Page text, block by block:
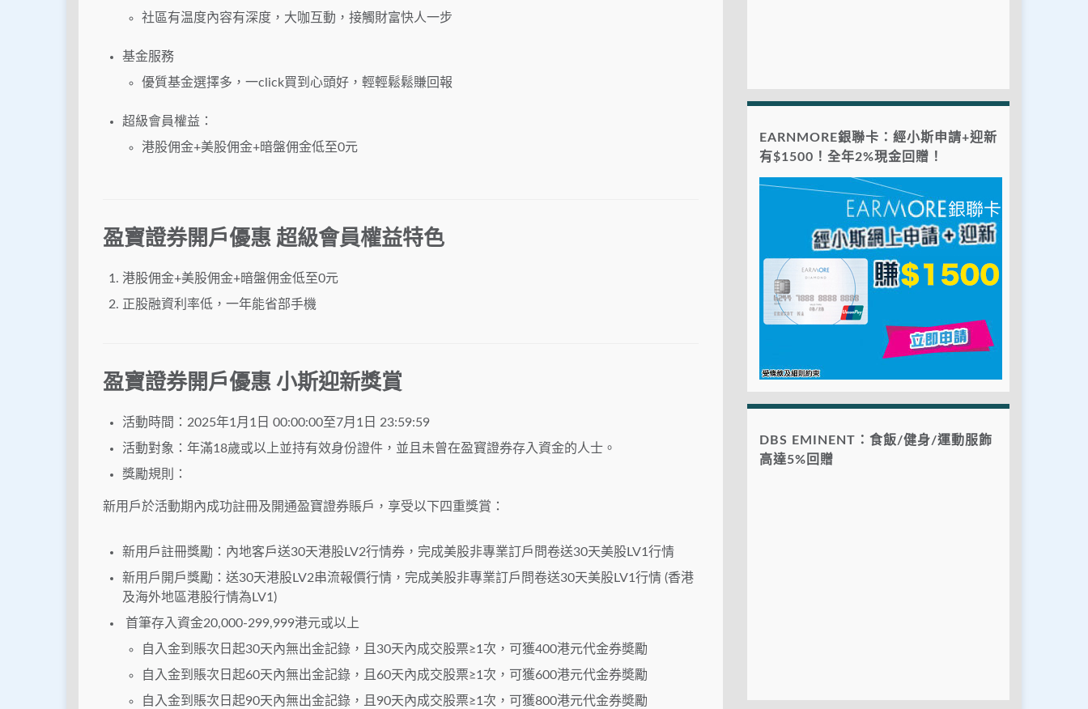
社區有温度內容有深度，大咖互動，接觸財富快人一步
基金服務
優質基金選擇多，一click買到心頭好，輕輕鬆鬆賺回報
超級會員權益：
港股佣金+美股佣金+暗盤佣金低至0元
盈寶證券開戶優惠 超級會員權益特色
港股佣金+美股佣金+暗盤佣金低至0元
正股融資利率低，一年能省部手機
盈寶證券開戶優惠 小斯迎新獎賞
活動時間：2025年1月1日 00:00:00至7月1日 23:59:59
活動對象：年滿18歲或以上並持有效身份證件，並且未曾在盈寳證券存入資金的人士。
獎勵規則：
新用戶於活動期內成功註冊及開通盈寶證券賬戶，享受以下四重獎賞：
新用戶註冊獎勵：內地客戶送30天港股LV2行情券，完成美股非專業訂戶問卷送30天美股LV1行情
新用戶開戶獎勵：送30天港股LV2串流報價行情，完成美股非專業訂戶問卷送30天美股LV1行情 (香港
及海外地區港股行情為LV1)
首筆存入資金20,000-299,999港元或以上
自入金到賬次日起30天內無出金記錄，且30天內成交股票≥1次，可獲400港元代金券奬勵
自入金到賬次日起60天內無出金記錄，且60天內成交股票≥1次，可獲600港元代金券奬勵
自入金到賬次日起90天內無出金記錄，且90天內成交股票≥1次，可獲800港元代金券奬勵
EARNMORE銀聯卡：經小斯申請+迎新
有$1500！全年2%現金回贈！
DBS EMINENT：食飯/健身/運動服飾
高達5%回贈